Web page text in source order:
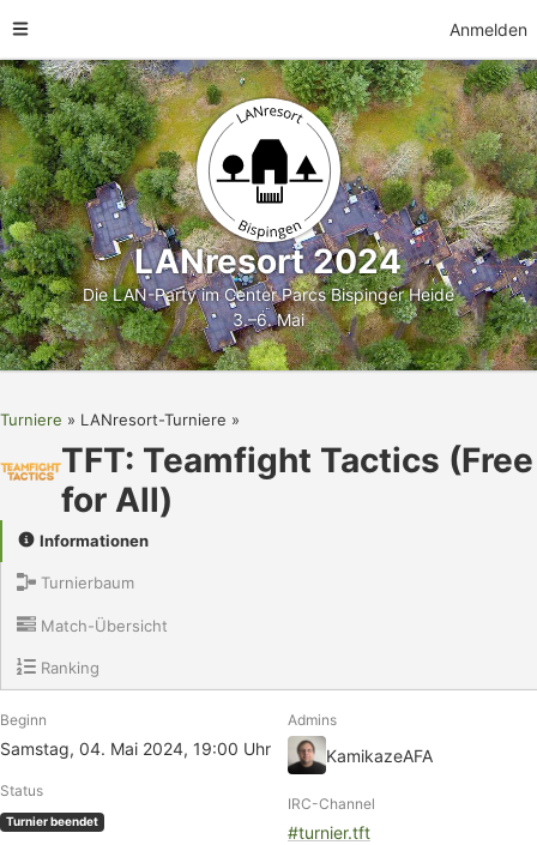
Anmelden
LANresort 2024
Die LAN-Party im Center Parcs Bispinger Heide
3.–6. Mai
Turniere LANresort-Turniere
TFT: Teamfight Tactics (Free
for All)
Informationen
Turnierbaum
Match-Übersicht
Ranking
Beginn
Samstag, 04. Mai 2024, 19:00 Uhr
Status
Turnier beendet
Admins
KamikazeAFA
IRC-Channel
#turnier.tft